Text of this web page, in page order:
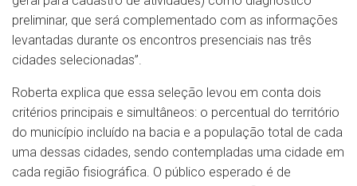
preliminar, que será complementado com as informações
levantadas durante os encontros presenciais nas três
cidades selecionadas”.
Roberta explica que essa seleção levou em conta dois
critérios principais e simultâneos: o percentual do território
do município incluído na bacia e a população total de cada
uma dessas cidades, sendo contempladas uma cidade em
cada região fisiográfica. O público esperado é de